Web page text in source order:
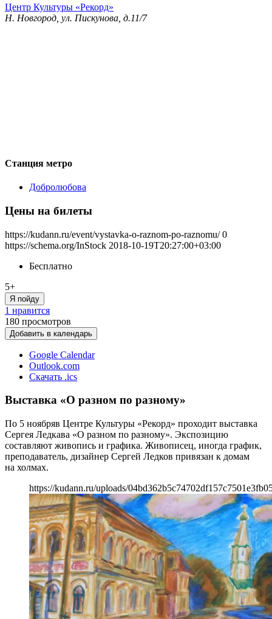
Центр Культуры «Рекорд»
Н. Новгород, ул. Пискунова, д.11/7
Станция метро
Добролюбова
Цены на билеты
https://kudann.ru/event/vystavka-o-raznom-po-raznomu/ 0
https://schema.org/InStock 2018-10-19T20:27:00+03:00
Бесплатно
5+
Я пойду
1 нравится
180 просмотров
Добавить в календарь
Google Calendar
Outlook.com
Скачать .ics
Выставка «О разном по разному»
По 5 ноябряв Центре Культуры «Рекорд» проходит выставка
Сергея Ледкава «О разном по разному». Экспозицию
составляют живопись и графика. Живописец, иногда график,
преподаватель, дизайнер Сергей Ледков привязан к домам
на холмах.
https://kudann.ru/uploads/